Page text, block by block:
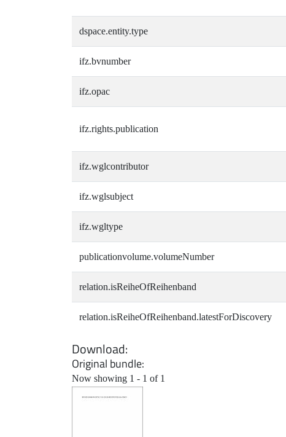
dspace.entity.type
ifz.bvnumber
ifz.opac
ifz.rights.publication
ifz.wglcontributor
ifz.wglsubject
ifz.wgltype
publicationvolume.volumeNumber
relation.isReiheOfReihenband
relation.isReiheOfReihenband.latestForDiscovery
Download
Original bundle
Now showing 1 - 1 of 1